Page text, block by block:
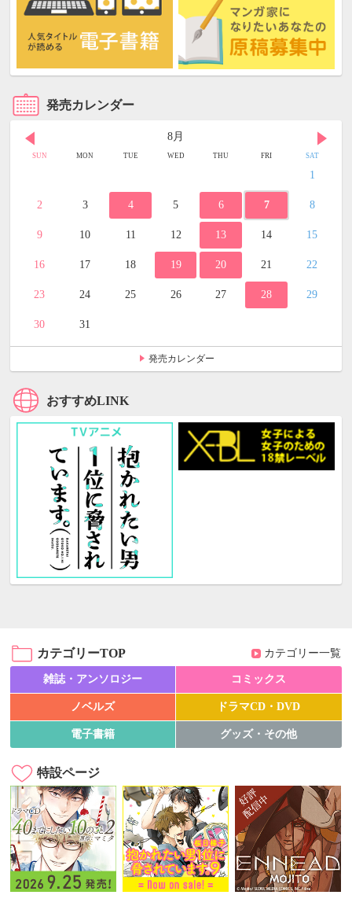
発売カレンダー
8月
SUN MON TUE WED THU FRI SAT
1
2 3 4 5 6 7 8
9 10 11 12 13 14 15
16 17 18 19 20 21 22
23 24 25 26 27 28 29
30 31
発売カレンダー
おすすめLINK
カテゴリーTOP カテゴリー一覧
雑誌・アンソロジー コミックス
ノベルズ ドラマCD・DVD
電子書籍 グッズ・その他
特設ページ